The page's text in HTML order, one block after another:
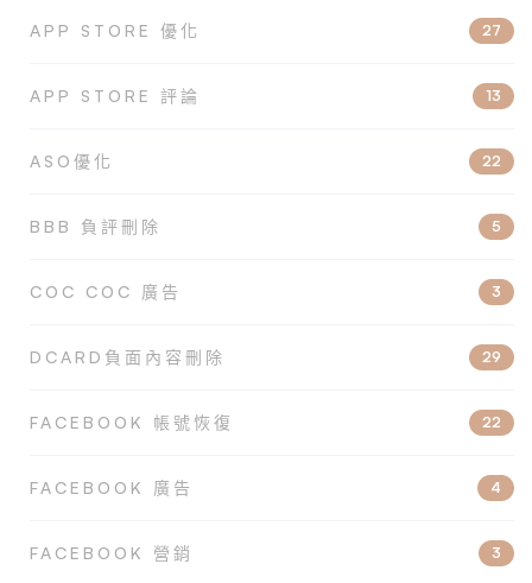
APP STORE 優化 27
APP STORE 評論 13
ASO優化 22
BBB 負評刪除 5
COC COC 廣告 3
DCARD負面內容刪除 29
FACEBOOK 帳號恢復 22
FACEBOOK 廣告 4
FACEBOOK 營銷 3